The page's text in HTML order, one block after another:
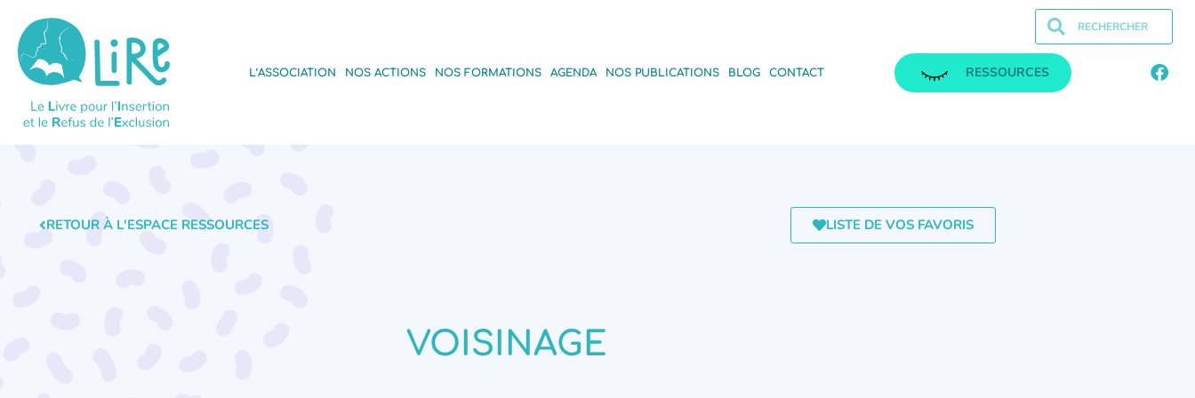
L’ASSOCIATION NOS ACTIONS NOS FORMATIONS AGENDA NOS PUBLICATIONS BLOG CONTACT RESSOURCES
RETOUR À L'ESPACE RESSOURCES LISTE DE VOS FAVORIS
VOISINAGE